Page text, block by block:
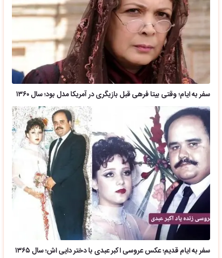
سفر به ایام؛ وقتی بیتا فرهی قبل بازیگری در آمریکا مدل بود؛ سال ۱۳۶۰
سفر به ایام قدیم؛ عکس عروسی اکبر عبدی با دختر دایی اش؛ سال ۱۳۶۵